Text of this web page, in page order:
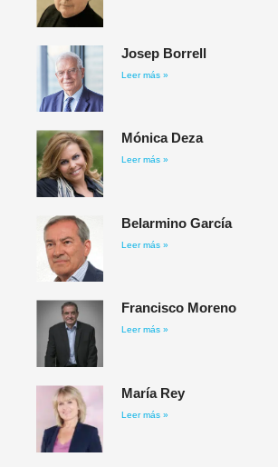
Josep Borrell
Leer más »
Mónica Deza
Leer más »
Belarmino García​
Leer más »
Francisco Moreno
Leer más »
María Rey
Leer más »